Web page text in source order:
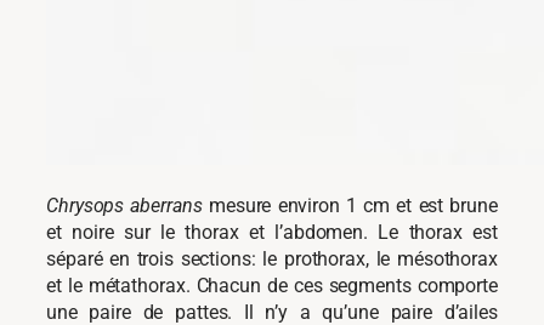
Chrysops aberransmesure environ 1 cm et est brune
et noire sur le thorax et l’abdomen. Le thorax est
séparé en trois sections: le prothorax, le mésothorax
et le métathorax. Chacun de ces segments comporte
une paire de pattes. Il n’y a qu’une paire d’ailes